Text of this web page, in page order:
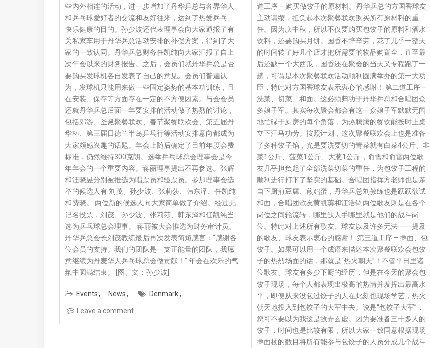
些内外相连的活动，进一步增加了丹华乒总与各界华人
和乒乓球爱好者的交流和友好往来，达到了热爱乒乓、
快乐健康的目的。孙少波还代表理事会向大家通报了有
关私家车用于丹华乒总活动安排的补偿方案，得到了大
家的一致认同。丹华乒总财务任凯纯向大家汇报了自上
次年会以来的财务报告。之后，会员们就丹华乒总是否
要购买发球机各自发表了自己的意见。会员们普遍认
为，发球机只能用来做一些固定姿势的基本功训练，且
在安装、保存等方面存在一定的不方便因素。与会会员
还就丹华乒总后面一年要安排的活动做了热烈的讨论，
包括郊游、圣诞聚餐联欢、春节聚餐联欢会、第五届丹
华杯、第三届日德兰半岛乒乓行等活动安排意向都成为
大家颇感兴趣的话题。年会上随后确定了目前年度会费
标准，仍然维持300克朗。选举乒乓球总会理事会是今
年年会的一个重要内容。蒋丽理事提出不再参选。张辉
和汪晓昱分别被推选为唱票员和验票员。参加理事会选
举的候选人有 刘茂、孙少波、张莉莎、韩东泽、任凯纯
和费晓。 两位新的候选人向大家简单做了介绍。经过无
记名投票，刘茂、孙少波、张莉莎、韩东泽和任凯纯当
选为乒乓球总会理事。 蒋丽被大会推选为财务审计员。
丹华乒总会长刘茂教练最后再次发表简短感言：“感谢各
位会员的支持。我们的团队是一支正能量的团队，我愿
意继续为丹麦华人乒乓球总会做贡献！” 年会在欢乐的气
氛中圆满结束。 [图、文：孙少波]
Events News Denmark
Leave a comment
道工序 – 购买做饺子的原材料。丹华乒总的方国香球友
主动请缨，担负起本次聚餐联欢购买所有原材料的重
任。因为庆中秋，所以不仅要购买包饺子的原料和酒水
饮料，还要购买月饼。国香不辞辛劳，花了几乎一整天
的时间转了好几个店才把所需要的物品购置全，直至最
后还缺一个大西瓜，国香还在聚会的当天又专程跑了一
趟，可谓是本次聚餐联欢活动顺利圆满举办的第一大功
臣，特此对方国香球友表示衷心的感谢！ 第二道工序 –
洗菜、切菜、和面。这必须归功于丹华乒总和合唱团众
多娘子军。其实每次聚会都会有这一众娘子军默默无闻
地忙碌于厨房的每个角落，为热腾腾的餐饮能按时上桌
立下汗马功劳。按照计划，这次聚餐联欢会上也是准备
了多种饺子馅，光是要洗要切的青菜就有白菜4公斤、韭
菜1公斤、菠菜1公斤、大葱1公斤，俞雪和俞雷两位歌
友几乎担负起了全部洗菜切菜的重任，为包饺子工程的
顺利进行打下了坚实的基础。合唱团指挥方老师也是亲
自下厨煎豆腐、煎鸡蛋，丹华乒总刘教练也是跃跃欲试
和面，合唱团歌友黄凯蕖和江浩钧两位歌友则是在各个
岗位之间轮流转，哪里缺人手哪里就是他们的战斗岗
位。特此对上述所有歌友、球友以及许多无法一一提及
的歌友、球友表示衷心的感谢！ 第三道工序 – 擀面、包
饺子。如果可以用一个成语来描述本次聚餐联欢会包饺
子的热烈场面的话，那就是“热火朝天”！不管平日里诸
位歌友、球友有多少下厨的经历，但是在今天的聚会包
饺子现场，每个人都表现出极高的热情并发挥出最高水
平，即便从来没包过饺子的人在此刻也现场学艺，热火
朝天地投入到包饺子的大军中去。说是“包饺子大军”，
您可不要以为我这是故弄玄虚。因为要准备三十多人的
饺子，时间也是比较有限，所以大家一致同意根据现场
擀面杖的数目将所有能参与包饺子的人员分成几个战斗